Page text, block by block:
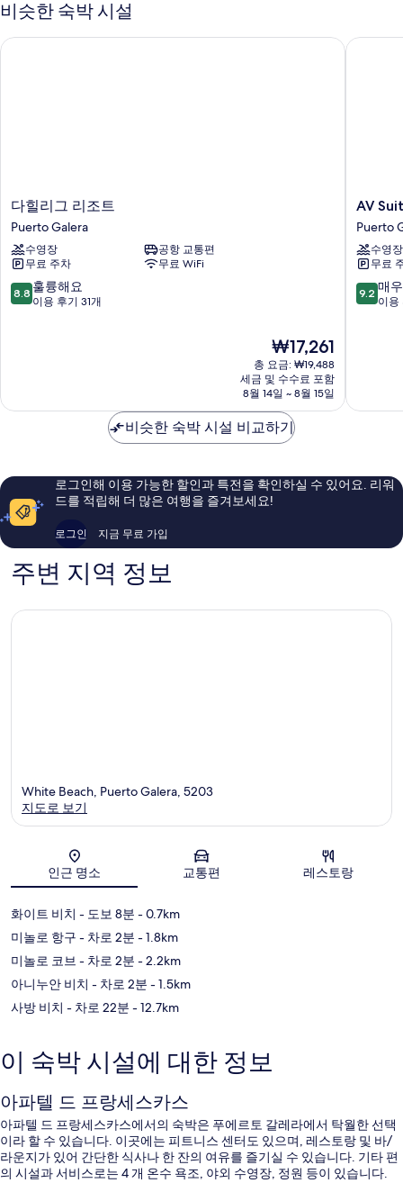
진
모
(Room
자
비슷한 숙박 시설
다
힐
리
그
리
조
트
다힐리그 리조트
Puerto Galera
수영장
공항 교통편
무료 주차
무료 WiFi
10
점
륭
용
후
기
31
개
8.8 훌륭해요
이용 후기 31개
현
재
요
금
₩17,261
₩17,261
총 요금: ₩19,488
세금 및 수수료 포함
8월 14일 ~ 8월 15일
다힐리그 리조트
AV
Suites
Puerto
Galera
AV
Puerto
수영장
무료
10
점
우
요,
9.2 매
이용
AV
비슷한 숙박 시설 비교하기
로그인해 이용 가능한 할인과 특전을 확인하실 수 있어요. 리워
드를 적립해 더 많은 여행을 즐겨보세요!
로그인 지금 무료 가입
주변 지역 정보
지도
White Beach, Puerto Galera, 5203
지도로 보기
인근 명소 교통편 레스토랑
화이트 비치 - 도보 8분 - 0.7km
미놀로 항구 - 차로 2분 - 1.8km
미놀로 코브 - 차로 2분 - 2.2km
아니누안 비치 - 차로 2분 - 1.5km
사방 비치 - 차로 22분 - 12.7km
이 숙박 시설에 대한 정보
아파텔 드 프랑세스카스
아파텔 드 프랑세스카스에서의 숙박은 푸에르토 갈레라에서 탁월한 선택
이라 할 수 있습니다. 이곳에는 피트니스 센터도 있으며, 레스토랑 및 바/
라운지가 있어 간단한 식사나 한 잔의 여유를 즐기실 수 있습니다. 기타 편
의 시설과 서비스로는 4 개 온수 욕조, 야외 수영장, 정원 등이 있습니다.